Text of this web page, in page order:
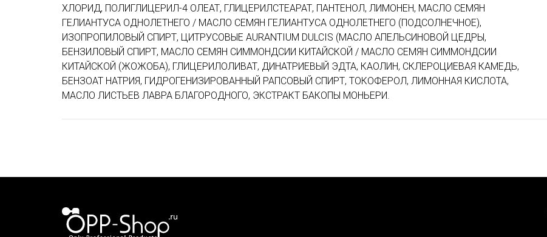
ХЛОРИД, ПОЛИГЛИЦЕРИЛ-4 ОЛЕАТ, ГЛИЦЕРИЛСТЕАРАТ, ПАНТЕНОЛ, ЛИМОНЕН, МАСЛО СЕМЯН
ГЕЛИАНТУСА ОДНОЛЕТНЕГО / МАСЛО СЕМЯН ГЕЛИАНТУСА ОДНОЛЕТНЕГО (ПОДСОЛНЕЧНОЕ),
ИЗОПРОПИЛОВЫЙ СПИРТ, ЦИТРУСОВЫЕ AURANTIUM DULCIS (МАСЛО АПЕЛЬСИНОВОЙ ЦЕДРЫ,
БЕНЗИЛОВЫЙ СПИРТ, МАСЛО СЕМЯН СИММОНДСИИ КИТАЙСКОЙ / МАСЛО СЕМЯН СИММОНДСИИ
КИТАЙСКОЙ (ЖОЖОБА), ГЛИЦЕРИЛОЛИВАТ, ДИНАТРИЕВЫЙ ЭДТА, КАОЛИН, СКЛЕРОЦИЕВАЯ КАМЕДЬ,
БЕНЗОАТ НАТРИЯ, ГИДРОГЕНИЗИРОВАННЫЙ РАПСОВЫЙ СПИРТ, ТОКОФЕРОЛ, ЛИМОННАЯ КИСЛОТА,
МАСЛО ЛИСТЬЕВ ЛАВРА БЛАГОРОДНОГО, ЭКСТРАКТ БАКОПЫ МОНЬЕРИ.